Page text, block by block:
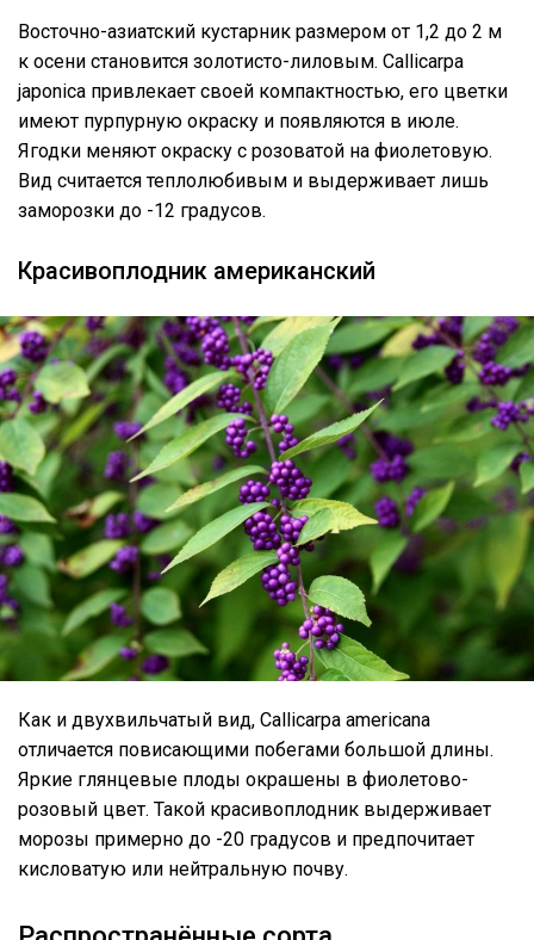
Восточно-азиатский кустарник размером от 1,2 до 2 м
к осени становится золотисто-лиловым. Callicarpa
japonica привлекает своей компактностью, его цветки
имеют пурпурную окраску и появляются в июле.
Ягодки меняют окраску с розоватой на фиолетовую.
Вид считается теплолюбивым и выдерживает лишь
заморозки до -12 градусов.
Красивоплодник американский
Как и двухвильчатый вид, Callicarpa americana
отличается повисающими побегами большой длины.
Яркие глянцевые плоды окрашены в фиолетово-
розовый цвет. Такой красивоплодник выдерживает
морозы примерно до -20 градусов и предпочитает
кисловатую или нейтральную почву.